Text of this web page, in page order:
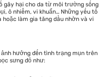
gây hại cho da từ môi trường sống
ô nhiễm, vi khuẩn… Những yếu tố
làm gia tăng dầu nhờn và vi
hưởng đến tình trạng mụn trên
sưng đỏ như: